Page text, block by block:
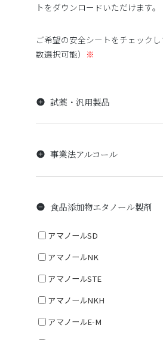
トをダウンロードいただけます。
ご希望の安全シートをチェック
数選択可能） ※
試薬・汎用製品
事業法アルコール
食品添加物エタノール製剤
アマノールSD
アマノールNK
アマノールSTE
アマノールNKH
アマノールE-M